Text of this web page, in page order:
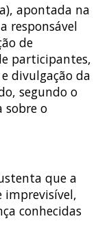
apontada na
responsável
de
participantes,
divulgação da
segundo o
sobre o
que a
imprevisível,
conhecidas